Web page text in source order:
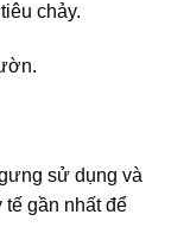
chảy.
sử dụng và
gần nhất để